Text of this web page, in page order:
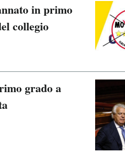
in primo
collegio
grado a